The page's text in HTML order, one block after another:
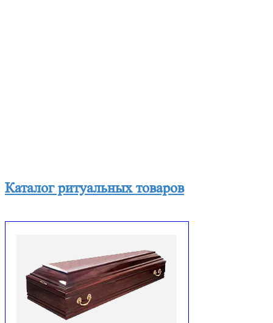
Каталог ритуальных товаров